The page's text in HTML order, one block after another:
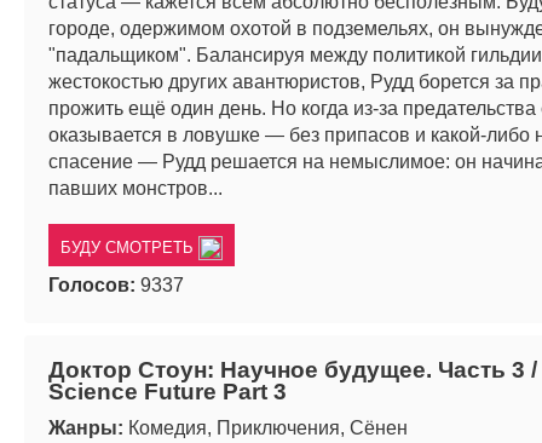
городе, одержимом охотой в подземельях, он
"падальщиком". Балансируя между политикой
жестокостью других авантюристов, Рудд борется за
прожить ещё один день. Но когда из-за предательства
оказывается в ловушке — без припасов и какой-либо
спасение — Рудд решается на немыслимое: он
павших монстров...
БУДУ СМОТРЕТЬ
Голосов: 9337
Доктор Стоун: Научное будущее. Часть 3 /
Science Future Part 3
Жанры: Комедия, Приключения, Сёнен